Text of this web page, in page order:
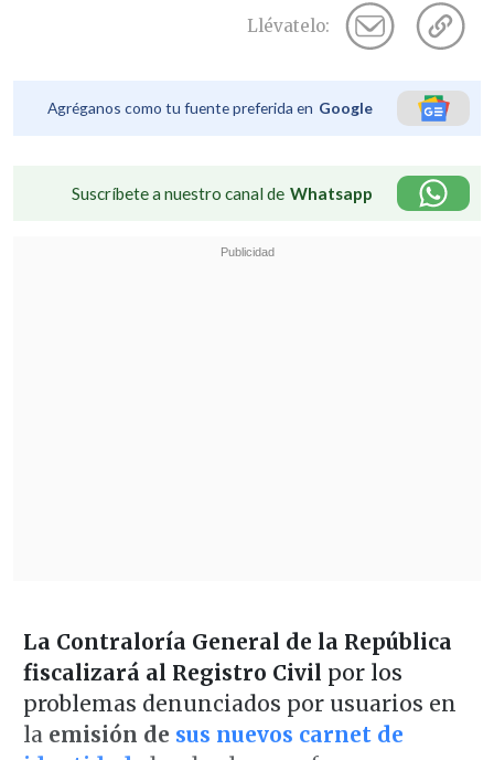
Llévatelo:
Agréganos como tu fuente preferida en Google
Suscríbete a nuestro canal de Whatsapp
La Contraloría General de la República
fiscalizará al Registro Civil por los
problemas denunciados por usuarios en
la emisión de sus nuevos carnet de